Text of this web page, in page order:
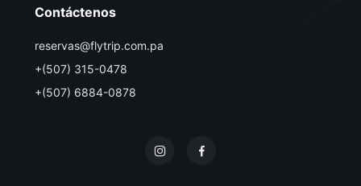
Contáctenos
reservas@flytrip.com.pa
+(507) 315-0478
+(507) 6884-0878